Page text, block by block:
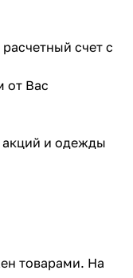
счет с
от Вас
акций и одежды
товарами. На